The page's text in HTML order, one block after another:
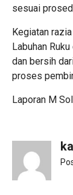
sesuai
Kegiatan
Labuhan
dan bersih
proses
Laporan M